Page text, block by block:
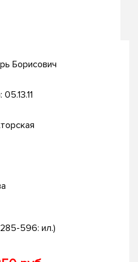
Борисович
05.13.11
596: ил.)